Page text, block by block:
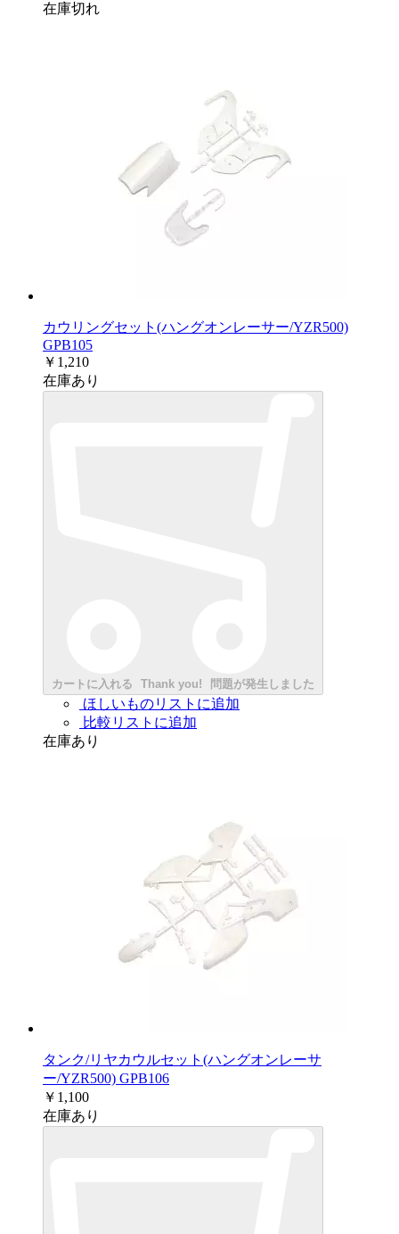
在庫切れ
カウリングセット(ハングオンレーサー/YZR500)
GPB105
￥1,210
在庫あり
カートに入れる Thank you! 問題が発生しました
ほしいものリストに追加
比較リストに追加
在庫あり
タンク/リヤカウルセット(ハングオンレーサ
ー/YZR500) GPB106
￥1,100
在庫あり